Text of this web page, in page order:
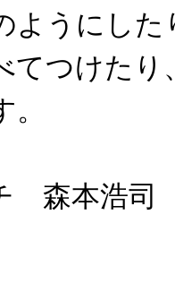
ようにし
てつけたり
森本浩司